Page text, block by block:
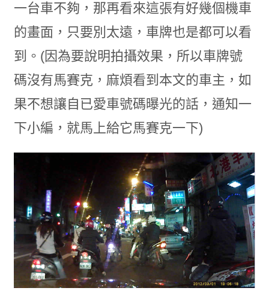
一台車不夠，那再看來這張有好幾個機車
的畫面，只要別太遠，車牌也是都可以看
到。(因為要說明拍攝效果，所以車牌號
碼沒有馬賽克，麻煩看到本文的車主，如
果不想讓自已愛車號碼曝光的話，通知一
下小編，就馬上給它馬賽克一下)